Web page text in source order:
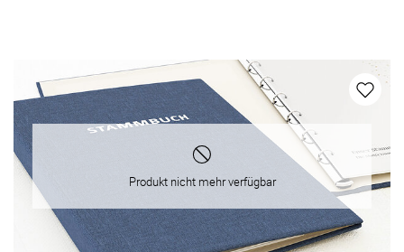
Produkt nicht mehr verfügbar